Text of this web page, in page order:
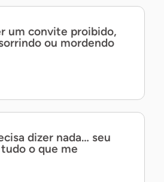
um convite proibido,
ou mordendo
dizer nada… seu
o que me